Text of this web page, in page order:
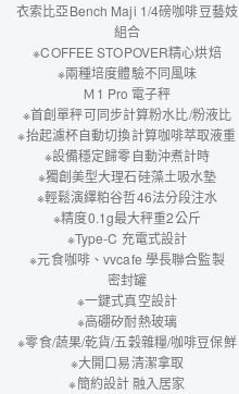
衣索比亞Bench Maji 1/4磅咖啡豆藝妓
組合
※COFFEE STOPOVER精心烘焙
※兩種培度體驗不同風味
Ｍ1 Pro 電子秤
※首創單秤可同步計算粉水比/粉液比
※抬起濾杯自動切換計算咖啡萃取液重
※設備穩定歸零自動沖煮計時
※獨創美型大理石硅藻土吸水墊
※輕鬆演繹粕谷哲46法分段注水
※精度0.1g最大秤重2公斤
※Type-C 充電式設計
※元食咖啡、vvcafe 學長聯合監製
密封罐
※一鍵式真空設計
※高硼矽耐熱玻璃
※零食/蔬果/乾貨/五穀雜糧/咖啡豆保鮮
※大開口易清潔拿取
※簡約設計 融入居家